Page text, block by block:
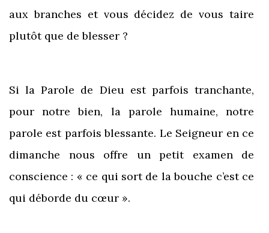
aux branches et vous décidez de vous taire
plutôt que de blesser ?
Si la Parole de Dieu est parfois tranchante,
pour notre bien, la parole humaine, notre
parole est parfois blessante. Le Seigneur en ce
dimanche nous offre un petit examen de
conscience : « ce qui sort de la bouche c’est ce
qui déborde du cœur ».